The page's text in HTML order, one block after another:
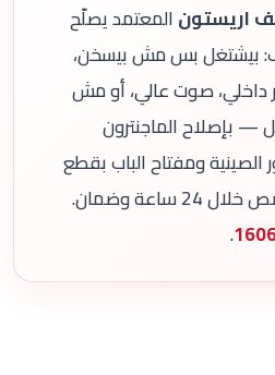
اريستونالمعتمد يصلّح
بيشتغل بس مش بيسخن،
داخلي، صوت عالي، أو مش
— بإصلاح الماجنترون
ومفتاح الباب بقطع
غيار أصلية وفني متخصص خلال 24 ساعة وضمان.
.